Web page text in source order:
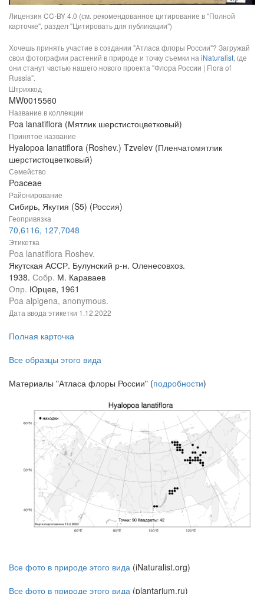
Лицензия CC-BY 4.0 (см. рекомендованное цитирование в "Полной
карточке", раздел "Цитировать для публикации")
Хочешь принять участие в создании "Атласа флоры России"? Загружай
свои фотографии растений в природе и точку съемки на iNaturalist, где
они станут частью нашего нового проекта "Флора России | Flora of
Russia".
Штрихкод
MW0015560
Название в коллекции
Poa lanatiflora (Мятлик шерстистоцветковый)
Принятое название
Hyalopoa lanatiflora (Roshev.) Tzvelev (Пленчатомятлик
шерстистоцветковый)
Семейство
Poaceae
Районирование
Сибирь, Якутия (S5) (Россия)
Геопривязка
70,6116, 127,7048
Этикетка
Poa lanatiflora Roshev.
Якутская АССР. Булунский р-н. Оленесовхоз.
1938. Собр. М. Караваев
Опр. Юрцев, 1961
Poa alpigena, anonymous.
Дата ввода этикетки 1.12.2022
Полная карточка
Все образцы этого вида
Материалы "Атласа флоры России" (подробности)
Все фото в природе этого вида (iNaturalist.org)
Все фото в природе этого вида (plantarium.ru)